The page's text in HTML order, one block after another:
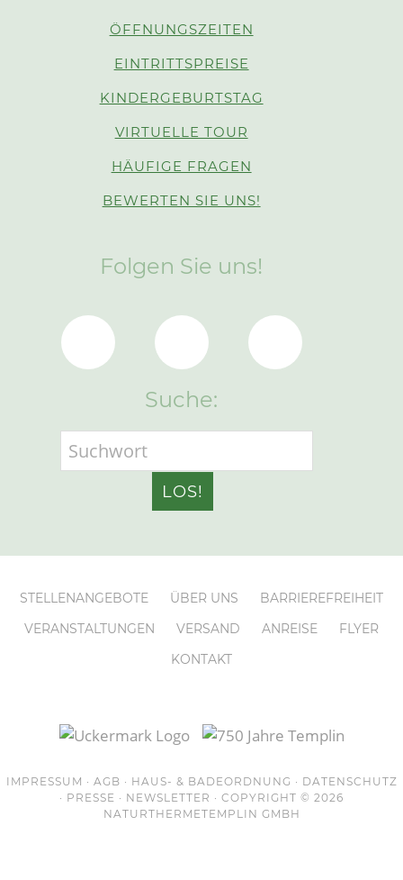
ÖFFNUNGSZEITEN
EINTRITTSPREISE
KINDERGEBURTSTAG
VIRTUELLE TOUR
HÄUFIGE FRAGEN
BEWERTEN SIE UNS!
Folgen Sie uns!
Suche:
STELLENANGEBOTE ÜBER UNS
BARRIEREFREIHEIT
VERANSTALTUNGEN
VERSAND ANREISE
FLYER
KONTAKT
IMPRESSUM · AGB · HAUS- & BADEORDNUNG · DATENSCHUTZ
· PRESSE · NEWSLETTER · COPYRIGHT © 2026
NATURTHERMETEMPLIN GMBH